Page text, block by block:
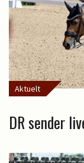
Aktuelt
DR sender